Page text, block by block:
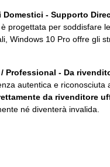
Domestici - Supporto
progettata per soddisfare
Windows 10 Pro offre gli
Professional - Da
autentica e
da rivenditore
né diventerà invalida.